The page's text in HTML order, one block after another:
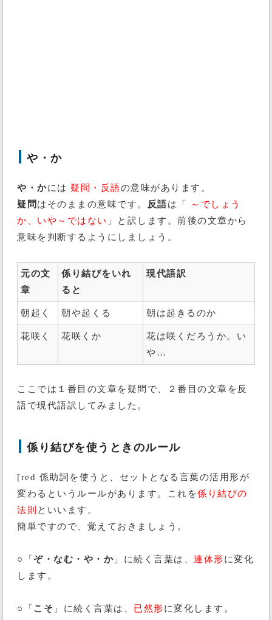
や・か
や・かには 疑問・反語の意味があります。
疑問 はそのままの意味です。 反語は「
～でしょう
か、いや～ではない 」と訳します。前後の文章から
意味を判断するようにしましょう。
元の文
章
係り結びをいれ
ると
現代語訳
朝起く 朝や起くる 朝は起きるのか
花咲く 花咲くか
花は咲くだろうか。い
や…
ここでは１番目の文章を疑問で、２番目の文章を反
語で現代語訳してみました。
係り結びを使うときのルール
[red 係助詞を使うと、セットとなる言葉の活用形が
変わるというルールがあります。これを係り結びの
法則 といいます。
簡単ですので、覚えておきましょう。
○「 ぞ・なむ・や・か 」に続く言葉は、 連体形に変化
します。
○「 こそ 」に続く言葉は、 已然形に変化します。